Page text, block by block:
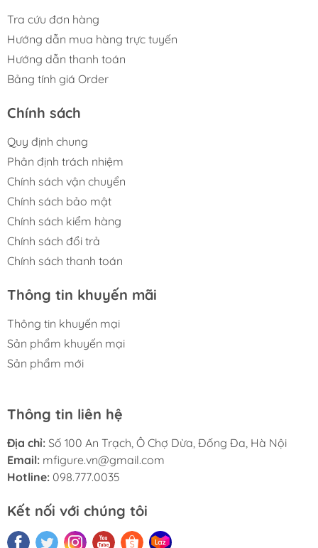
Tra cứu đơn hàng
Hướng dẫn mua hàng trực tuyến
Hướng dẫn thanh toán
Bảng tính giá Order
Chính sách
Quy định chung
Phân định trách nhiệm
Chính sách vận chuyển
Chính sách bảo mật
Chính sách kiểm hàng
Chính sách đổi trả
Chính sách thanh toán
Thông tin khuyến mãi
Thông tin khuyến mại
Sản phẩm khuyến mại
Sản phẩm mới
Thông tin liên hệ
Địa chỉ: Số 100 An Trạch, Ô Chợ Dừa, Đống Đa, Hà Nội
Email: mfigure.vn@gmail.com
Hotline: 098.777.0035
Kết nối với chúng tôi